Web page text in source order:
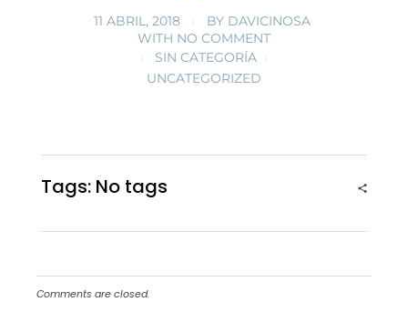
11 ABRIL, 2018 BY DAVICINOSA
WITH NO COMMENT
SIN CATEGORÍA
UNCATEGORIZED
Tags: No tags
Comments are closed.